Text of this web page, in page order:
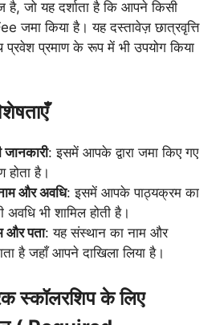
है, जो यह दर्शाता है कि आपने किसी
जमा किया है। यह दस्तावेज़ छात्रवृत्ति
प्रमाण के रूप में भी उपयोग किया
: इसमें आपके द्वारा जमा किए गए
होता है।
और अवधि: इसमें आपके पाठ्यक्रम का
भी शामिल होती है।
और पता: यह संस्थान का नाम और
है जहाँ आपने दाखिला लिया है।
स्कॉलरशिप के लिए